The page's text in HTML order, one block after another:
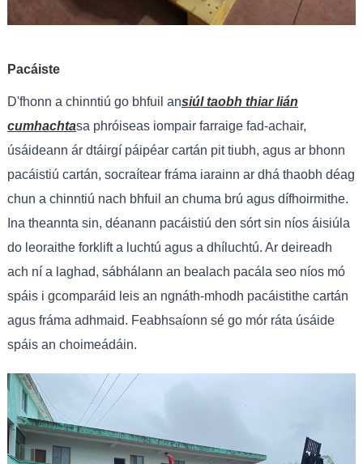
Pacáiste
D'fhonn a chinntiú go bhfuil ansiúl taobh thiar lián
cumhachtasa phróiseas iompair farraige fad-achair,
úsáideann ár dtáirgí páipéar cartán pit tiubh, agus ar bhonn
pacáistiú cartán, socraítear fráma iarainn ar dhá thaobh déag
chun a chinntiú nach bhfuil an chuma brú agus dífhoirmithe.
Ina theannta sin, déanann pacáistiú den sórt sin níos áisiúla
do leoraithe forklift a luchtú agus a dhíluchtú. Ar deireadh
ach ní a laghad, sábhálann an bealach pacála seo níos mó
spáis i gcomparáid leis an ngnáth-mhodh pacáistithe cartán
agus fráma adhmaid. Feabhsaíonn sé go mór ráta úsáide
spáis an choimeádáin.